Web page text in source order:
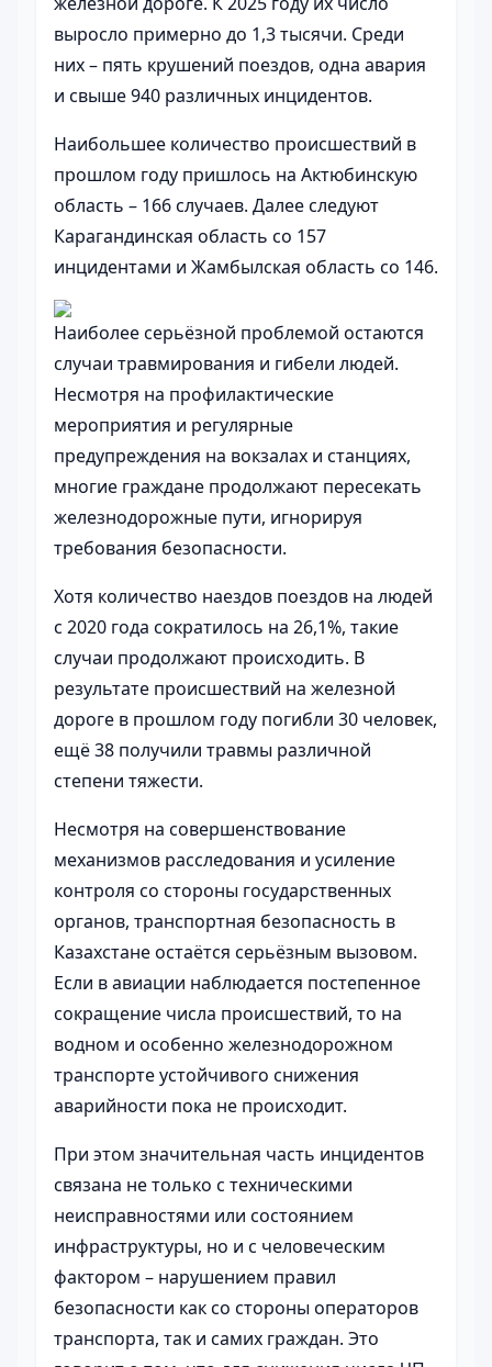
выросло примерно до 1,3 тысячи. Среди
них – пять крушений поездов, одна авария
и свыше 940 различных инцидентов.
Наибольшее количество происшествий в
прошлом году пришлось на Актюбинскую
область – 166 случаев. Далее следуют
Карагандинская область со 157
инцидентами и Жамбылская область со 146.
Наиболее серьёзной проблемой остаются
случаи травмирования и гибели людей.
Несмотря на профилактические
мероприятия и регулярные
предупреждения на вокзалах и станциях,
многие граждане продолжают пересекать
железнодорожные пути, игнорируя
требования безопасности.
Хотя количество наездов поездов на людей
с 2020 года сократилось на 26,1%, такие
случаи продолжают происходить. В
результате происшествий на железной
дороге в прошлом году погибли 30 человек,
ещё 38 получили травмы различной
степени тяжести.
Несмотря на совершенствование
механизмов расследования и усиление
контроля со стороны государственных
органов, транспортная безопасность в
Казахстане остаётся серьёзным вызовом.
Если в авиации наблюдается постепенное
сокращение числа происшествий, то на
водном и особенно железнодорожном
транспорте устойчивого снижения
аварийности пока не происходит.
При этом значительная часть инцидентов
связана не только с техническими
неисправностями или состоянием
инфраструктуры, но и с человеческим
фактором – нарушением правил
безопасности как со стороны операторов
транспорта, так и самих граждан. Это